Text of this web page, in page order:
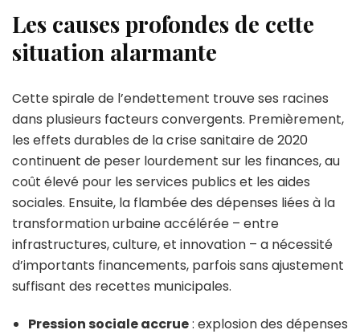
Les causes profondes de cette
situation alarmante
Cette spirale de l’endettement trouve ses racines
dans plusieurs facteurs convergents. Premièrement,
les effets durables de la crise sanitaire de 2020
continuent de peser lourdement sur les finances, au
coût élevé pour les services publics et les aides
sociales. Ensuite, la flambée des dépenses liées à la
transformation urbaine accélérée – entre
infrastructures, culture, et innovation – a nécessité
d’importants financements, parfois sans ajustement
suffisant des recettes municipales.
Pression sociale accrue: explosion des dépenses